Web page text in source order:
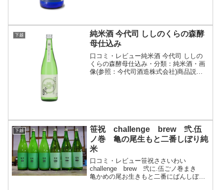
下越
純米酒 今代司 ししのくらの森酵
母仕込み
口コミ・レビュー純米酒 今代司 ししの
くらの森酵母仕込み・分類：純米酒・画
像(参照：今代司酒造株式会社)商品説
下越
笹祝 challenge brew 弐.伍
ノ巻 亀の尾生もと二番しぼり純
米
口コミ・レビュー笹祝ささいわい
challenge brew 弐に.伍ごノ巻まき
亀かめの尾お生きもと二番にばんしぼり